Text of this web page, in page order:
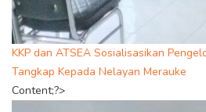
KKP dan ATSEA Sosialisasikan
Tangkap Kepada Nelayan Merauke
Content;?>